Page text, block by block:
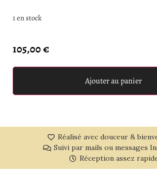
1 en stock
105,00€
Ajouter au panier
Réalisé avec douceur &
Suivi par mails ou messages
Réception assez